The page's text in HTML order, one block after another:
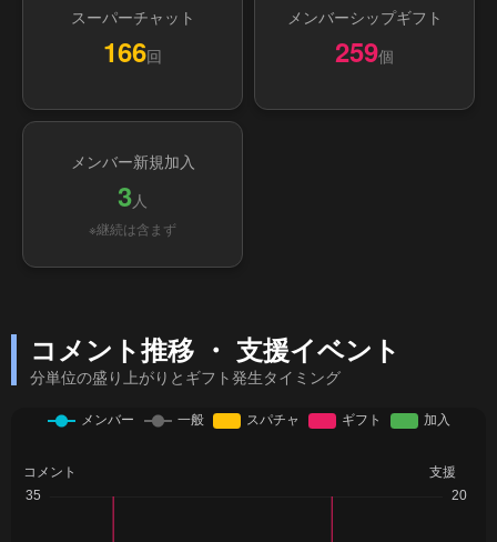
スーパーチャット
166回
メンバーシップギフト
259個
メンバー新規加入
3人
※継続は含まず
コメント推移 ・ 支援イベント
分単位の盛り上がりとギフト発生タイミング